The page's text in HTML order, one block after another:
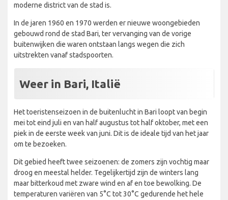
moderne district van de stad is.
In de jaren 1960 en 1970 werden er nieuwe woongebieden
gebouwd rond de stad Bari, ter vervanging van de vorige
buitenwijken die waren ontstaan langs wegen die zich
uitstrekten vanaf stadspoorten.
Weer in Bari, Italië
Het toeristenseizoen in de buitenlucht in Bari loopt van begin
mei tot eind juli en van half augustus tot half oktober, met een
piek in de eerste week van juni. Dit is de ideale tijd van het jaar
om te bezoeken.
Dit gebied heeft twee seizoenen: de zomers zijn vochtig maar
droog en meestal helder. Tegelijkertijd zijn de winters lang
maar bitterkoud met zware wind en af en toe bewolking. De
temperaturen variëren van 5°C tot 30°C gedurende het hele